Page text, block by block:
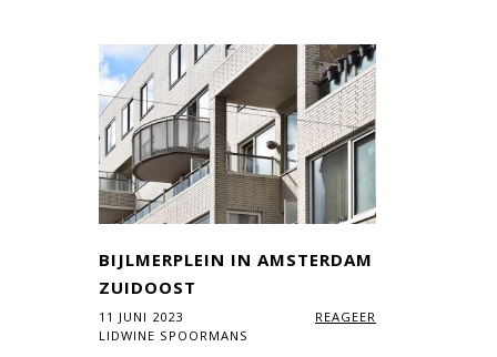
BIJLMERPLEIN IN AMSTERDAM
ZUIDOOST
11 JUNI 2023
REAGEER
LIDWINE SPOORMANS